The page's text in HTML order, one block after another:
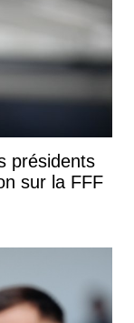
présidents
sur la FFF